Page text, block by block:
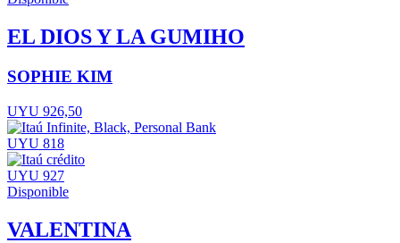
EL DIOS Y LA GUMIHO
SOPHIE KIM
UYU 926,50
UYU 818
UYU 927
Disponible
VALENTINA